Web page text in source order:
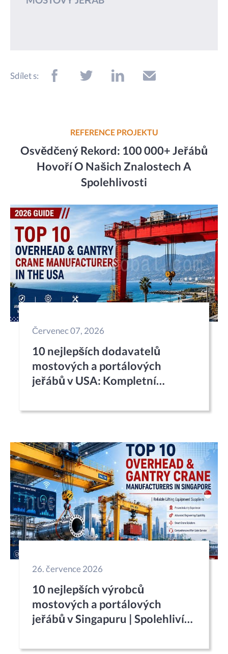
Sdílet s:
REFERENCE PROJEKTU
Osvědčený Rekord: 100 000+ Jeřábů
Hovoří O Našich Znalostech A
Spolehlivosti
Červenec 07, 2026
10 nejlepších dodavatelů
mostových a portálových
jeřábů v USA: Kompletní
(2026)
26. července 2026
10 nejlepších výrobců
mostových a portálových
jeřábů v Singapuru | Spolehliví